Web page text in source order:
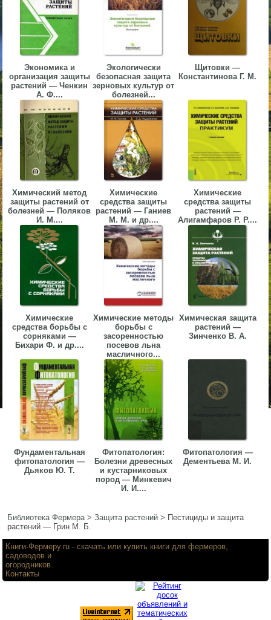
Экономика и
организация защиты
растений — Ченкин
А. Ф....
Экологически
безопасная защита
зерновых культур от
болезней...
Щитовки —
Константинова Г. М.
Химический метод
защиты растений от
болезней — Поляков
И. М....
Химические
средства защиты
растений — Ганиев
М. М. и др....
Химические
средства защиты
растений —
Алигамфаров Р. Р....
Химические
средства борьбы с
сорняками —
Бихари Ф. и др....
Химические методы
борьбы с
засоренностью
посевов льна
масличного...
Химическая защита
растений —
Зинченко В. А.
Фундаментальная
фитопатология —
Дьяков Ю. Т.
Фитопатология:
Болезни древесных
и кустарниковых
пород — Минкевич
И. И....
Фитопатология —
Дементьева М. И.
Библиотека Фермера>Защита растений > Пестициды и защита
растений — Грин М. Б.
▼
▼
Книги-Фермеру.ru - скачать или купить книги для фермеров,
садоводов и
огородников.
Контакты